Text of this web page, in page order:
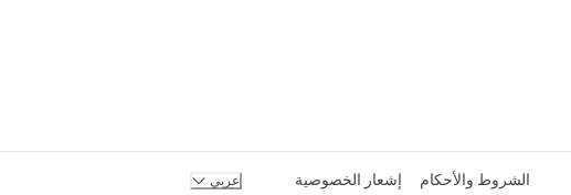
الشروط والأحكام إشعار الخصوصية عربي